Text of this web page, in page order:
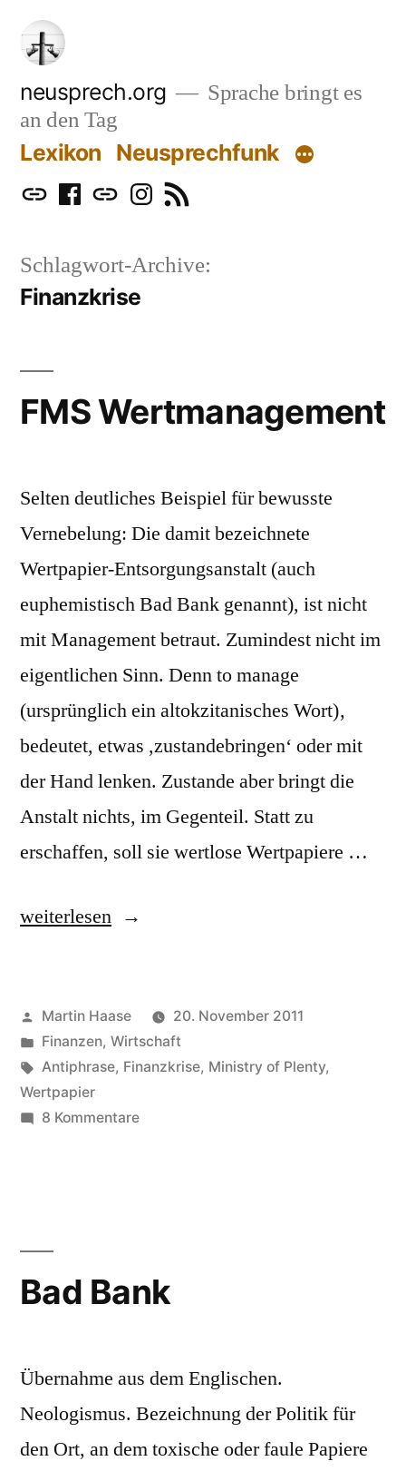
Zum
Inhalt
springen
neusprech.org
Sprache bringt es
an den Tag
Lexikon Neusprechfunk
MastodonFacebook
BlueskyInstagram
RSS
Schlagwort-Archive:
Finanzkrise
FMS Wertmanagement
Selten deutliches Beispiel für bewusste
Vernebelung: Die damit bezeichnete
Wertpapier-Entsorgungsanstalt (auch
euphemistisch Bad Bank genannt), ist nicht
mit Management betraut. Zumindest nicht im
eigentlichen Sinn. Denn to manage
(ursprünglich ein altokzitanisches Wort)‚
bedeutet, etwas ,zustandebringen‘ oder mit
der Hand lenken. Zustande aber bringt die
Anstalt nichts, im Gegenteil. Statt zu
erschaffen, soll sie wertlose Wertpapiere …
„FMS
weiterlesen
Veröffentlicht
von
Martin Haase
20. November 2011
Veröffentlicht
in
Finanzen, Wirtschaft
Schlagwörter:
Antiphrase, Finanzkrise, Ministry of Plenty,
Wertpapier
8 Kommentarezu
Bad Bank
Übernahme aus dem Englischen.
Neologismus. Bezeichnung der Politik für
den Ort, an dem toxische oder faule Papiere